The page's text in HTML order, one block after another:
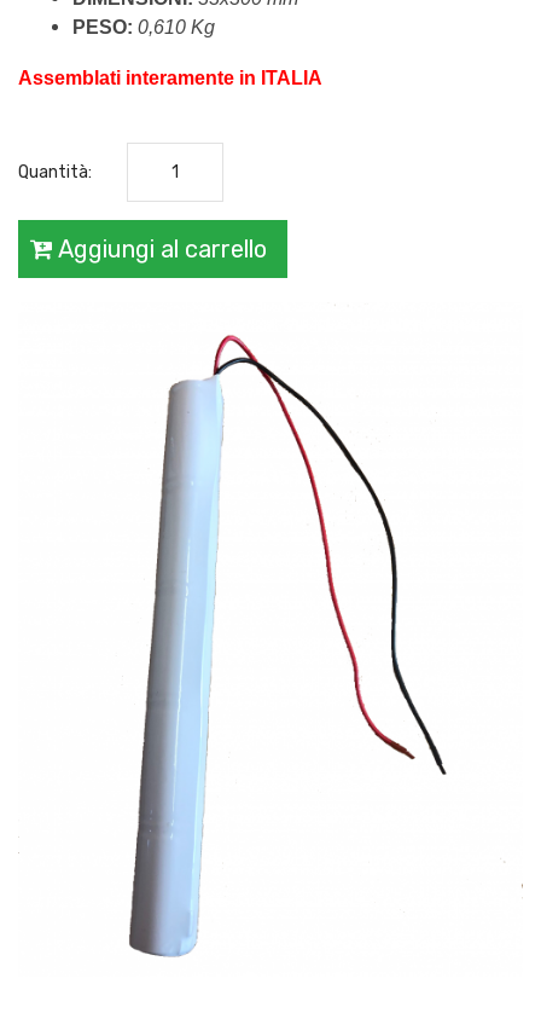
PESO: 0,610 Kg
Assemblati interamente in ITALIA
Quantità:
Aggiungi al carrello